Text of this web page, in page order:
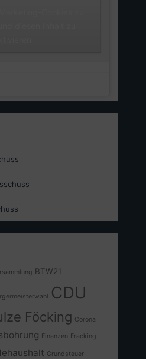
BTW21
CDU
Föcking Corona
Finanzen Fracking
Grundsteuer